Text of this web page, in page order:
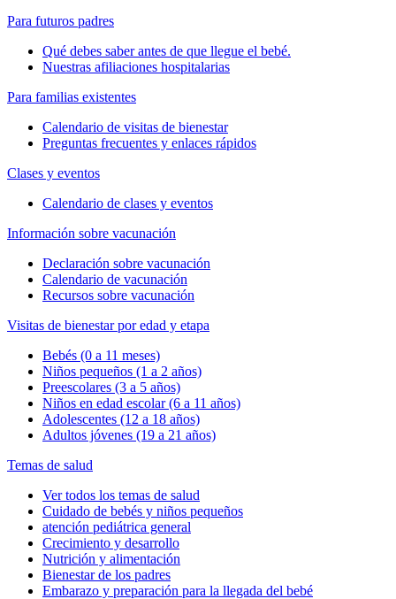
Para futuros padres
Qué debes saber antes de que llegue el bebé.
Nuestras afiliaciones hospitalarias
Para familias existentes
Calendario de visitas de bienestar
Preguntas frecuentes y enlaces rápidos
Clases y eventos
Calendario de clases y eventos
Información sobre vacunación
Declaración sobre vacunación
Calendario de vacunación
Recursos sobre vacunación
Visitas de bienestar por edad y etapa
Bebés (0 a 11 meses)
Niños pequeños (1 a 2 años)
Preescolares (3 a 5 años)
Niños en edad escolar (6 a 11 años)
Adolescentes (12 a 18 años)
Adultos jóvenes (19 a 21 años)
Temas de salud
Ver todos los temas de salud
Cuidado de bebés y niños pequeños
atención pediátrica general
Crecimiento y desarrollo
Nutrición y alimentación
Bienestar de los padres
Embarazo y preparación para la llegada del bebé